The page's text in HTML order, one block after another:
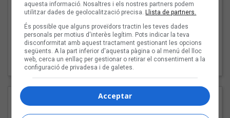
"Les cabres"
94 Rules amb Compte
aquesta informació. Nosaltres i els nostres partners podem
utilitzar dades de geolocalització precisa. Llista de partners.
És possible que alguns proveïdors tractin les teves dades
personals per motius d'interès legítim. Pots indicar la teva
disconformitat amb aquest tractament gestionant les opcions
següents. A la part inferior d'aquesta pàgina o al menú del lloc
web, cerca un enllaç per gestionar o retirar el consentiment a la
configuració de privadesa i de galetes.
Acceptar